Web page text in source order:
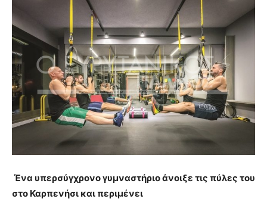
Ένα υπερσύγχρονο γυμναστήριο άνοιξε τις πύλες του
στο Καρπενήσι και περιμένει